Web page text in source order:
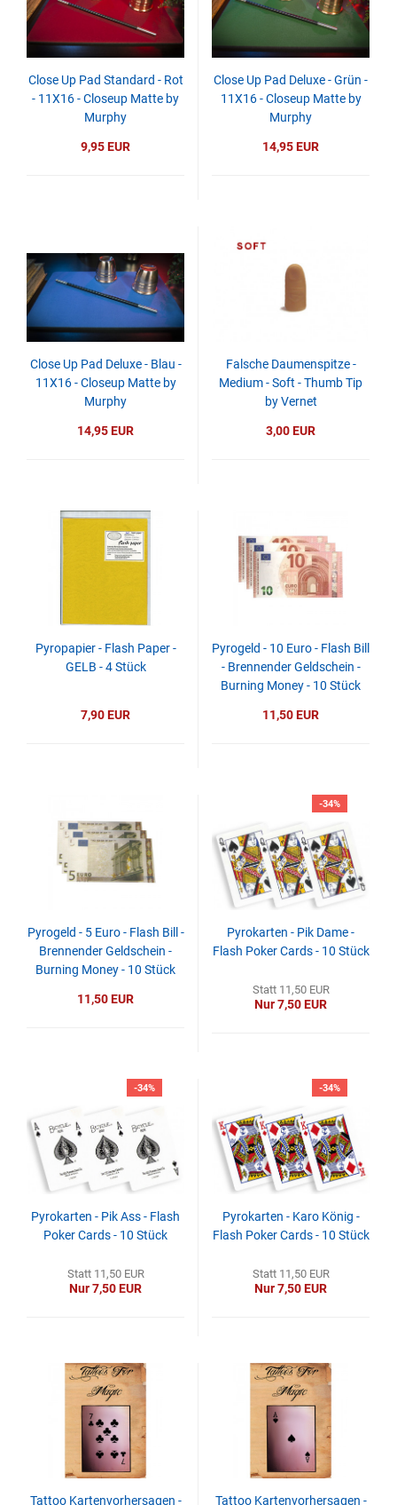
Close Up Pad Standard - Rot
- 11X16 - Closeup Matte by
Murphy
9,95 EUR
Close Up Pad Deluxe - Grün -
11X16 - Closeup Matte by
Murphy
14,95 EUR
Close Up Pad Deluxe - Blau -
11X16 - Closeup Matte by
Murphy
14,95 EUR
Falsche Daumenspitze -
Medium - Soft - Thumb Tip
by Vernet
3,00 EUR
Pyropapier - Flash Paper -
GELB - 4 Stück
7,90 EUR
Pyrogeld - 10 Euro - Flash Bill
- Brennender Geldschein -
Burning Money - 10 Stück
11,50 EUR
Pyrogeld - 5 Euro - Flash Bill -
Brennender Geldschein -
Burning Money - 10 Stück
11,50 EUR
-34%
Pyrokarten - Pik Dame -
Flash Poker Cards - 10 Stück
Statt 11,50 EUR
Nur 7,50 EUR
-34%
Pyrokarten - Pik Ass - Flash
Poker Cards - 10 Stück
Statt 11,50 EUR
Nur 7,50 EUR
-34%
Pyrokarten - Karo König -
Flash Poker Cards - 10 Stück
Statt 11,50 EUR
Nur 7,50 EUR
Tattoo Kartenvorhersagen - Tattoo Kartenvorhersagen -